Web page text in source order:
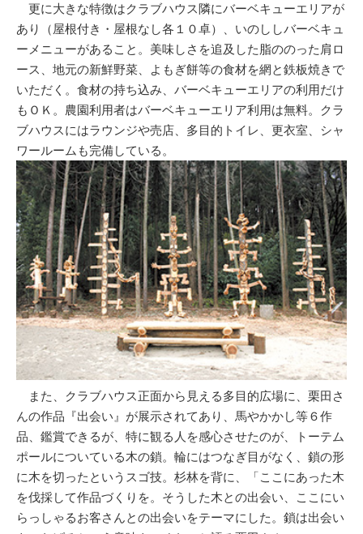
更に大きな特徴はクラブハウス隣にバーベキューエリアが
あり（屋根付き・屋根なし各１０卓）、いのししバーベキュ
ーメニューがあること。美味しさを追及した脂ののった肩ロ
ース、地元の新鮮野菜、よもぎ餅等の食材を網と鉄板焼きで
いただく。食材の持ち込み、バーベキューエリアの利用だけ
もＯＫ。農園利用者はバーベキューエリア利用は無料。クラ
ブハウスにはラウンジや売店、多目的トイレ、更衣室、シャ
ワールームも完備している。
また、クラブハウス正面から見える多目的広場に、栗田さ
んの作品『出会い』が展示されてあり、馬やかかし等６作
品、鑑賞できるが、特に観る人を感心させたのが、トーテム
ポールについている木の鎖。輪にはつなぎ目がなく、鎖の形
に木を切ったというスゴ技。杉林を背に、「ここにあった木
を伐採して作品づくりを。そうした木との出会い、ここにい
らっしゃるお客さんとの出会いをテーマにした。鎖は出会い